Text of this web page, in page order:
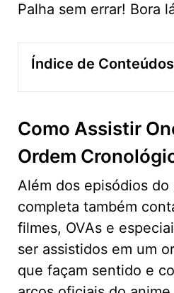
Palha sem errar! Bora
Índice de Conteúdos
Como Assistir
Ordem
Além dos episódios do
completa também
filmes, OVAs e
ser assistidos em um
que façam sentido e